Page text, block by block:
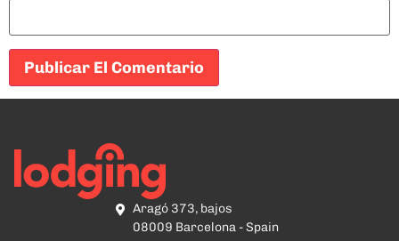
Aragó 373, bajos
08009 Barcelona - Spain